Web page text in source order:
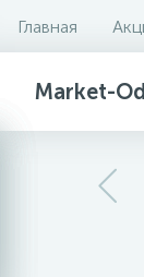
Главная
Market-